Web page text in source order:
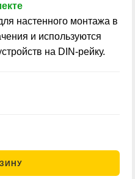
настенного монтажа в
и используются
на DIN-рейку.